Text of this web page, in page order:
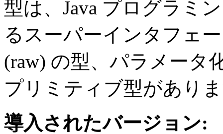
型は、Java プログラミ
るスーパーインタフェ
(raw) の型、パラメータ
プリミティブ型があり
導入されたバージョン: